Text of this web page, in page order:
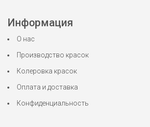
Информация
О нас
Производство красок
Колеровка красок
Оплата и доставка
Конфиденциальность